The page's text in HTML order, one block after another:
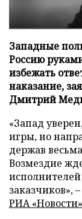
Западные
Россию
избежать
наказание,
Дмитрий
«Запад
игры, но
держав
Возмездие
заказчиков»,
РИА «Новости»